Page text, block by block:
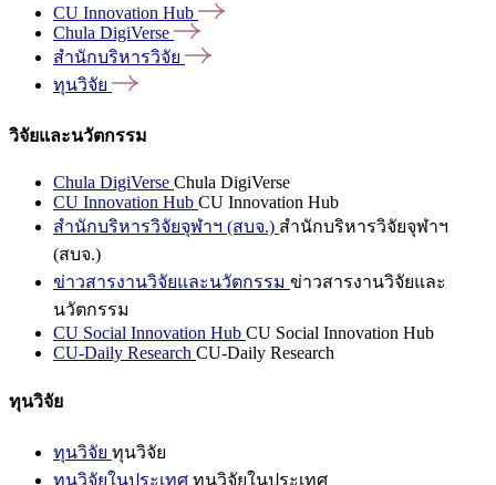
CU Innovation Hub
Chula DigiVerse
สำนักบริหารวิจัย
ทุนวิจัย
วิจัยและนวัตกรรม
Chula DigiVerse Chula DigiVerse
CU Innovation Hub CU Innovation Hub
สำนักบริหารวิจัยจุฬาฯ (สบจ.) สำนักบริหารวิจัยจุฬาฯ
(สบจ.)
ข่าวสารงานวิจัยและนวัตกรรม ข่าวสารงานวิจัยและ
นวัตกรรม
CU Social Innovation Hub CU Social Innovation Hub
CU-Daily Research CU-Daily Research
ทุนวิจัย
ทุนวิจัย ทุนวิจัย
ทุนวิจัยในประเทศ ทุนวิจัยในประเทศ